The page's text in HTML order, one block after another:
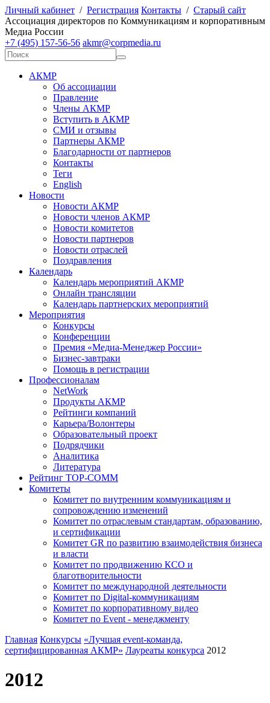
Личный кабинет / Регистрация Контакты / Старый сайт
Ассоциация директоров по Коммуникациям и корпоративным
Медиа России
+7 (495) 157-56-56 akmr@corpmedia.ru
АКМР
Об ассоциации
Правление
Члены АКМР
Вступить в АКМР
СМИ и отзывы
Партнеры АКМР
Благодарности от партнеров
Контакты
Теги
English
Новости
Новости АКМР
Новости членов АКМР
Новости комитетов
Новости партнеров
Новости отраслей
Поздравления
Календарь
Календарь мероприятий АКМР
Онлайн трансляции
Календарь партнерских мероприятий
Мероприятия
Конкурсы
Конференции
Премия «Медиа-Менеджер России»
Бизнес-завтраки
Помощь в регистрации
Профессионалам
NetWork
Продукты АКМР
Рейтинги компаний
Карьера/Волонтеры
Образовательный проект
Подрядчики
Аналитика
Литература
Рейтинг TOP-COMM
Комитеты
Комитет по внутренним коммуникациям и
сопровождению изменений
Комитет по отраслевым стандартам, образованию,
и сертификации
Комитет GR по развитию взаимодействия бизнеса
и власти
Комитет по продвижению КСО и
благотворительности
Комитет по международной деятельности
Комитет по Digital-коммуникациям
Комитет по корпоративному видео
Комитет по Event - менеджменту
Главная Конкурсы «Лучшая event-команда,
сертифицированная АКМР» Лауреаты конкурса 2012
2012